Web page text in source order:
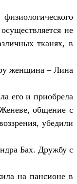
не
тканях, в
женщина – Лина
его и приобрела
общение с
убедили
Бах. Дружбу с
на пансионе в